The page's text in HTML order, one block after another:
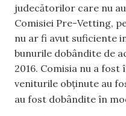
judecătorilor care nu
Comisiei Pre-Vetting,
nu ar fi avut suficiente
bunurile dobândite de
2016. Comisia nu a fost
veniturile obținute au
au fost dobândite în